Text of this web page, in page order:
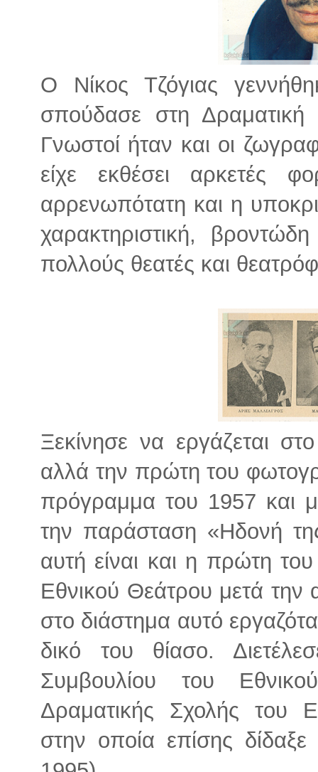
Ο Νίκος Τζόγιας
σπούδασε στη
Γνωστοί ήταν και οι
είχε εκθέσει αρκετές
αρρενωπότατη και η
χαρακτηριστική,
πολλούς θεατές και
Ξεκίνησε να εργάζεται
αλλά την πρώτη του
πρόγραμμα του 1957 και
την παράσταση «Ηδονή
αυτή είναι και η πρώτη
Εθνικού Θεάτρου μετά
στο διάστημα αυτό
δικό του θίασο.
Συμβουλίου του
Δραματικής Σχολής του
στην οποία επίσης